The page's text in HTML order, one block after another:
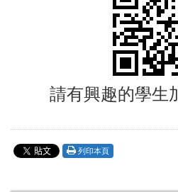
請有興趣的學生
列印本頁